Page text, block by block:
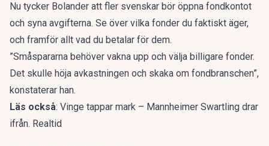
Nu tycker Bolander att fler svenskar bör öppna fondkontot
och syna avgifterna. Se över vilka fonder du faktiskt äger,
och framför allt vad du betalar för dem.
”Småspararna behöver vakna upp och välja billigare fonder.
Det skulle höja avkastningen och skaka om fondbranschen”,
konstaterar han.
Läs också: Vinge tappar mark – Mannheimer Swartling drar
ifrån. Realtid